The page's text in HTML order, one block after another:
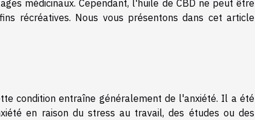
médicinaux. Cependant, l'huile de CBD ne peut être
récréatives. Nous vous présentons dans cet article
condition entraîne généralement de l'anxiété. Il a été
en raison du stress au travail, des études ou des